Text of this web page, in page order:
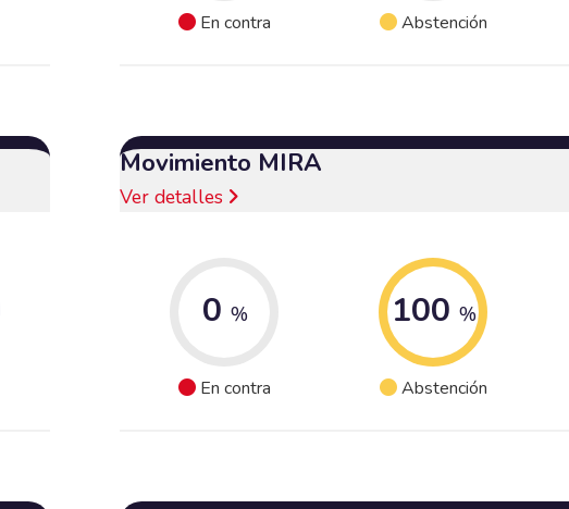
En contra Abstención
Movimiento MIRA
Ver detalles
0 %
En contra
100 %
Abstención